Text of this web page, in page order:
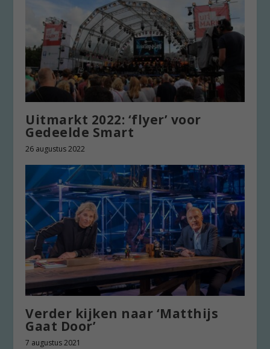
Uitmarkt 2022: ‘flyer’ voor
Gedeelde Smart
26 augustus 2022
Verder kijken naar ‘Matthijs
Gaat Door’
7 augustus 2021